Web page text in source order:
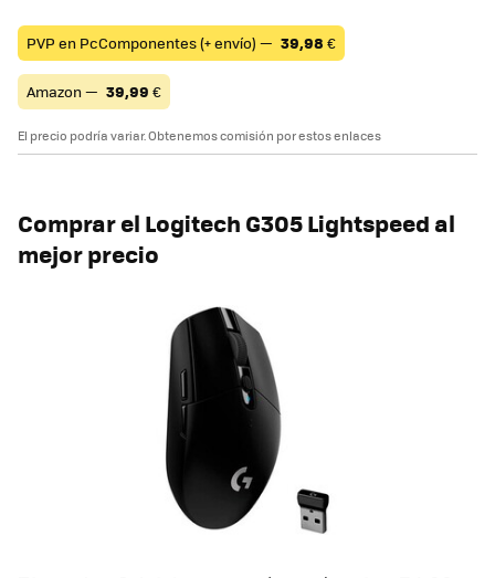
PVP en PcComponentes (+ envío) — 39,98 €
Amazon — 39,99 €
El precio podría variar. Obtenemos comisión por estos enlaces
Comprar el Logitech G305 Lightspeed al
mejor precio